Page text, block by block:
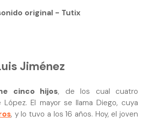
original - Tutix
Jiménez
cinco hijos, de los cual cuatro
El mayor se llama Diego, cuya
, y lo tuvo a los 16 años. Hoy, el joven